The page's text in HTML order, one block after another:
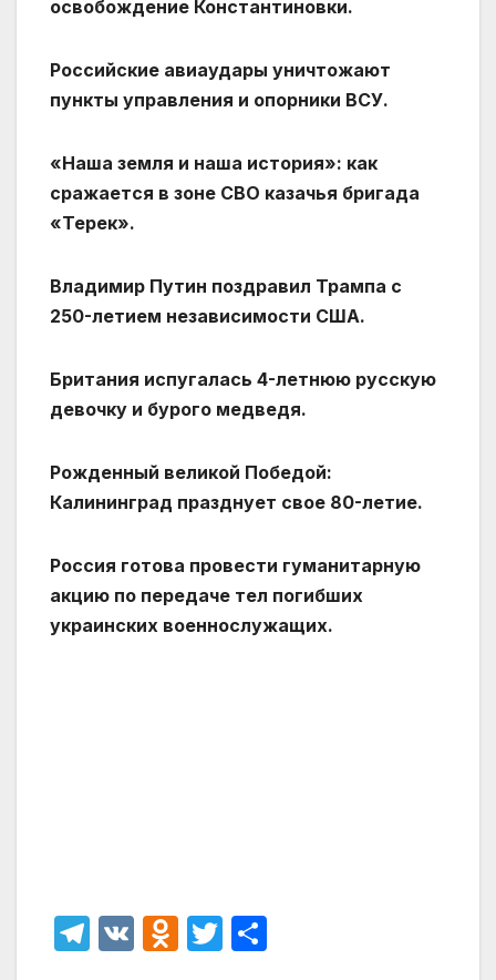
освобождение Константиновки.
Российские авиаудары уничтожают
пункты управления и опорники ВСУ.
«Наша земля и наша история»: как
сражается в зоне СВО казачья бригада
«Терек».
Владимир Путин поздравил Трампа с
250-летием независимости США.
Британия испугалась 4-летнюю русскую
девочку и бурого медведя.
Рожденный великой Победой:
Калининград празднует свое 80-летие.
Россия готова провести гуманитарную
акцию по передаче тел погибших
украинских военнослужащих.
T
V
O T